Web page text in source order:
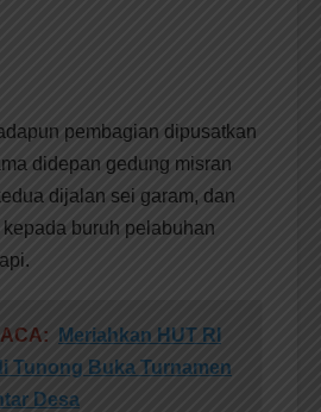
pembagian dipusatkan
didepan gedung misran
dijalan sei garam, dan
buruh pelabuhan
Meriahkan HUT RI
Tunong Buka Turnamen
Desa